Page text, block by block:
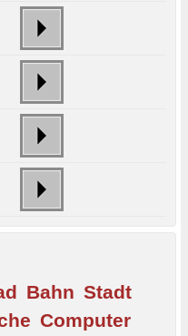
Bahn Stadt
Computer